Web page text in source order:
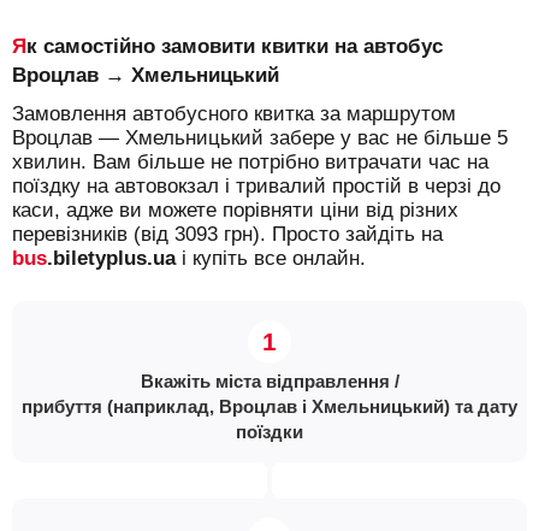
Як самостійно замовити квитки на автобус
Вроцлав → Хмельницький
Замовлення автобусного квитка за маршрутом
Вроцлав — Хмельницький забере у вас не більше 5
хвилин. Вам більше не потрібно витрачати час на
поїздку на автовокзал і тривалий простій в черзі до
каси, адже ви можете порівняти ціни від різних
перевізників (від 3093 грн). Просто зайдіть на
bus.biletyplus.uaі купіть все онлайн.
Вкажіть міста відправлення /
прибуття (наприклад, Вроцлав і Хмельницький) та дату
поїздки